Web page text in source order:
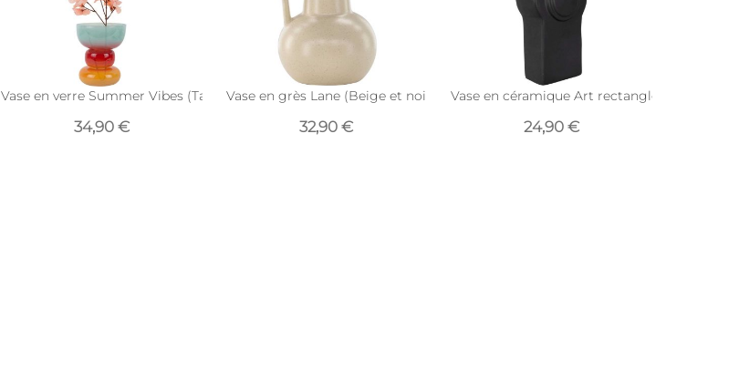
Vase en verre Summer Vibes (Taille 2 : 18 x 20,5 cm)
34,90 €
Vase en grès Lane (Beige et noir)
32,90 €
Vase en céramique Art rectangles 23 cm
24,90 €